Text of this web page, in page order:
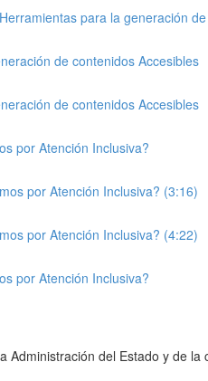
para la generación
de contenidos Accesibles
de contenidos Accesibles
por Atención Inclusiva?
por Atención Inclusiva? (3:16)
por Atención Inclusiva? (4:22)
por Atención Inclusiva?
Administración del Estado y de la